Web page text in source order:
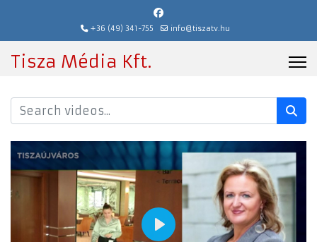
+36 (49) 341-755 info@tiszatv.hu
Tisza Média Kft.